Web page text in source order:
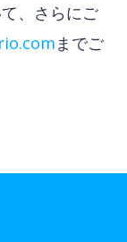
、さらにご
までご